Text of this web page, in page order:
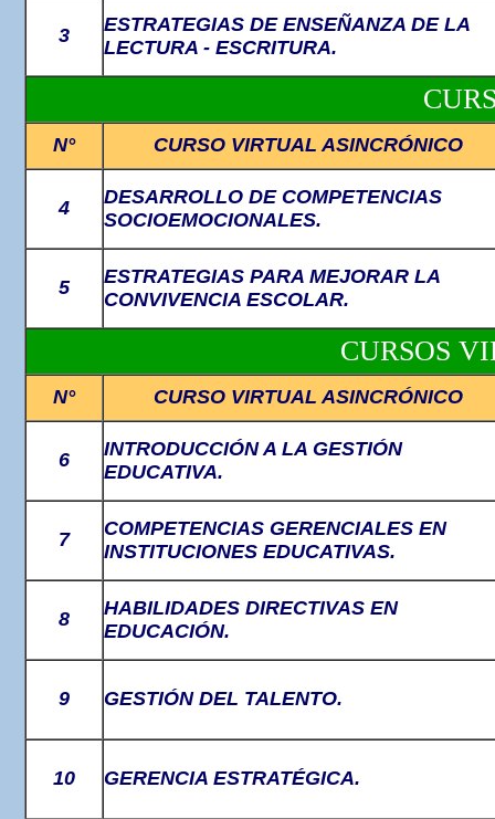
3
ESTRATEGIAS DE ENSEÑANZA DE LA
LECTURA - ESCRITURA.
N° CURSO VIRTUAL ASINCRÓNICO
4
DESARROLLO DE COMPETENCIAS
SOCIOEMOCIONALES.
5
ESTRATEGIAS PARA MEJORAR LA
CONVIVENCIA ESCOLAR.
CURSOS
N° CURSO VIRTUAL ASINCRÓNICO
6
INTRODUCCIÓN A LA GESTIÓN
EDUCATIVA.
7
COMPETENCIAS GERENCIALES EN
INSTITUCIONES EDUCATIVAS.
8
HABILIDADES DIRECTIVAS EN
EDUCACIÓN.
9 GESTIÓN DEL TALENTO.
10 GERENCIA ESTRATÉGICA.